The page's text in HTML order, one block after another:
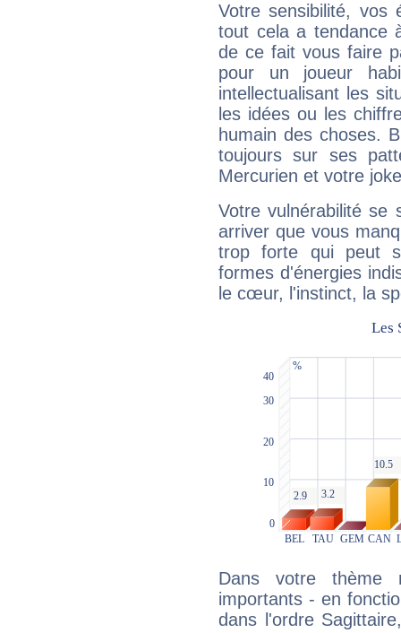
Votre sensibilité,
tout cela a tendance
de ce fait vous faire
pour un joueur
intellectualisant les
les idées ou les
humain des choses.
toujours sur ses
Mercurien et votre
Votre vulnérabilité se
arriver que vous
trop forte qui peut
formes d'énergies
le cœur, l'instinct, la
Dans votre thème
importants - en
dans l'ordre